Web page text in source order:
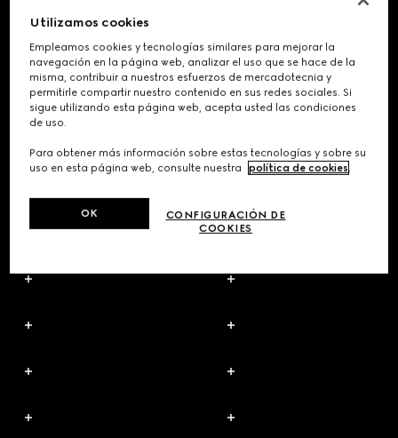
Utilizamos cookies
Empleamos cookies y tecnologías similares para mejorar la
navegación en la página web, analizar el uso que se hace de la
misma, contribuir a nuestros esfuerzos de mercadotecnia y
permitirle compartir nuestro contenido en sus redes sociales. Si
sigue utilizando esta página web, acepta usted las condiciones
de uso.
Para obtener más información sobre estas tecnologías y sobre su
uso en esta página web, consulte nuestra
política de cookies.
CONFIGURACIÓN DE
COOKIES
OK